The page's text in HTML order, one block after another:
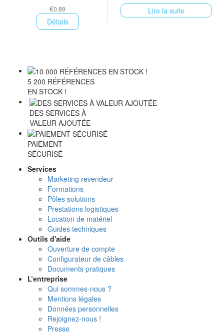
€0,89
Détails
Lire la suite
5 200 RÉFÉRENCES
EN STOCK !
DES SERVICES À
VALEUR AJOUTÉE
PAIEMENT
SÉCURISÉ
Services
Marketing revendeur
Formations
Pôles solutions
Prestations logistiques
Location de matériel
Guides techniques
Outils d'aide
Ouverture de compte
Configurateur de câbles
Documents pratiques
L’entreprise
Qui sommes-nous ?
Mentions légales
Données personnelles
Rejoignez-nous !
Presse